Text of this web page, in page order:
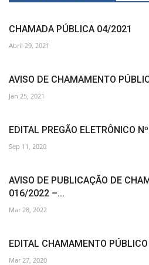
CHAMADA PÚBLICA 04/2021
Abril 29, 2021
AVISO DE CHAMAMENTO
Jan 25, 2021
EDITAL PREGÃO ELETRÔNICO
Sep 11, 2020
AVISO DE PUBLICAÇÃO DE
016/2022 –...
Mar 28, 2022
EDITAL CHAMAMENTO
Mar 27, 2020